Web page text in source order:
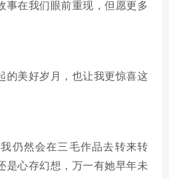
事在我们眼前重现，但愿更多
的美好岁月，也让我更惊喜这
仍然会在三毛作品去转来转
是心存幻想，万一有她早年未